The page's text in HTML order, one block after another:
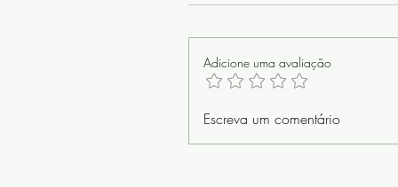
Adicione uma avaliação
Escreva um comentário